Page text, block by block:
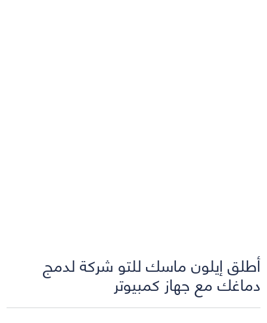
أطلق إيلون ماسك للتو شركة لدمج
دماغك مع جهاز كمبيوتر